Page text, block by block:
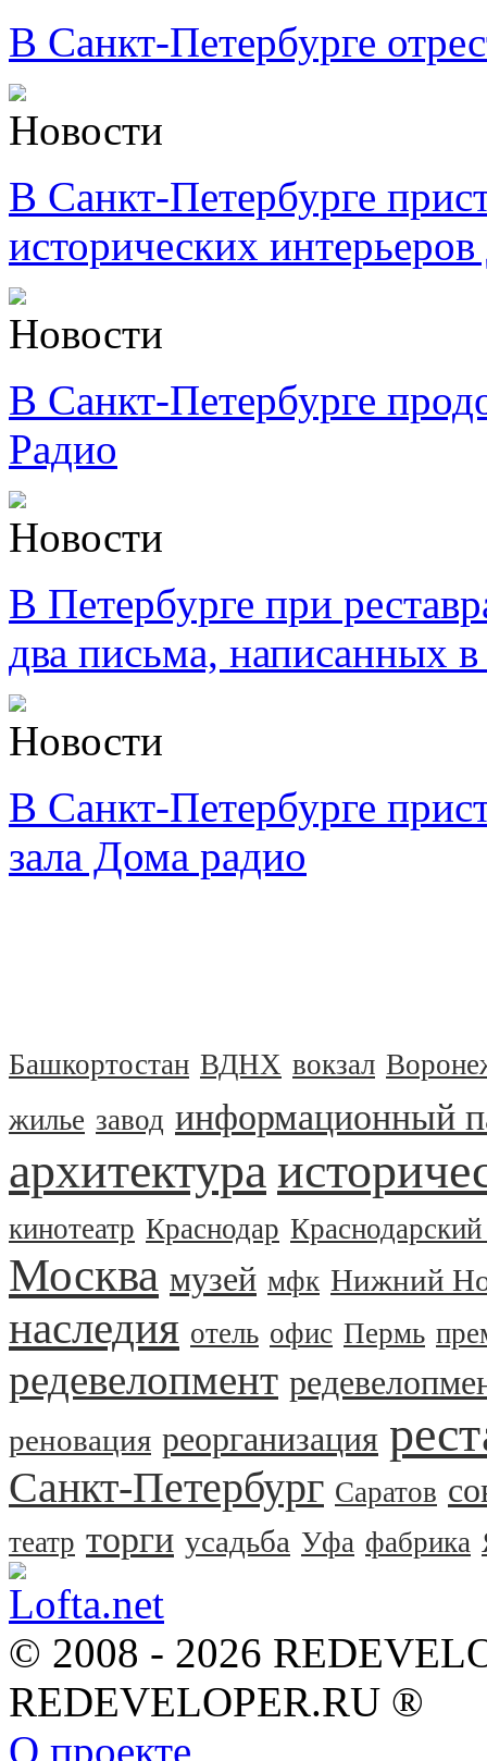
В Санкт-Петербурге
Новости
В Санкт-Петербурге
исторических
Новости
В Санкт-Петербурге
Радио
Новости
В Петербурге при
два письма, написанных
Новости
В Санкт-Петербурге
зала Дома радио
Башкортостан ВДНХ вокзал
жилье завод информационный
архитектура
кинотеатр Краснодар
Москва музей мфк Нижний
наследия отель офис Пермь
редевелопмент
реновация реорганизация
Санкт-Петербург Саратов
театр торги усадьба Уфа фабрика
© 2008 - 2026
REDEVELOPER.RU ®
О проекте